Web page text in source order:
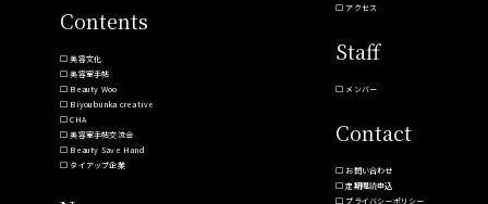
Contents
美容文化
美容室手帖
Beauty Woo
Biyoubunka creative
CHA
美容室手帖交流会
Beauty Save Hand
タイアップ企業
アクセス
Staff
メンバー
Contact
お問い合わせ
定期購読申込
プライバシーポリシー